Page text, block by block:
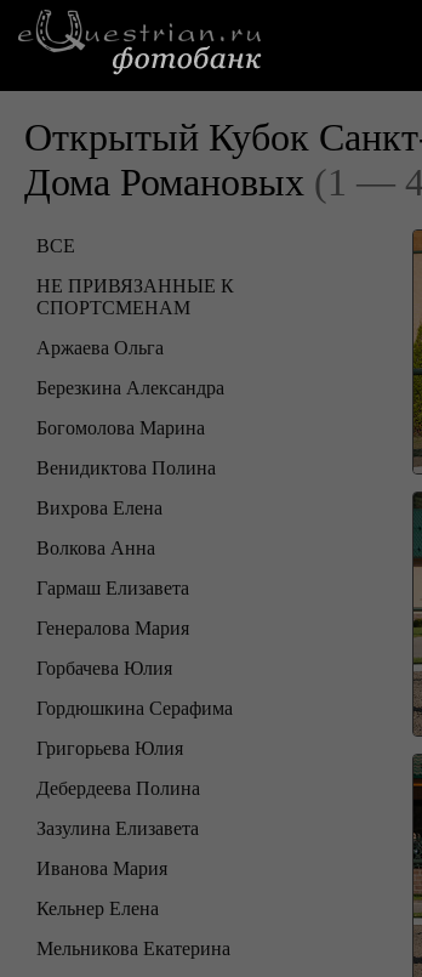
Открытый Кубок
Дома Романовых (1 — 4
ВСЕ
НЕ ПРИВЯЗАННЫЕ К
СПОРТСМЕНАМ
Аржаева Ольга
Березкина Александра
Богомолова Марина
Венидиктова Полина
Вихрова Елена
Волкова Анна
Гармаш Елизавета
Генералова Мария
Горбачева Юлия
Гордюшкина Серафима
Григорьева Юлия
Дебердеева Полина
Зазулина Елизавета
Иванова Мария
Кельнер Елена
Мельникова Екатерина